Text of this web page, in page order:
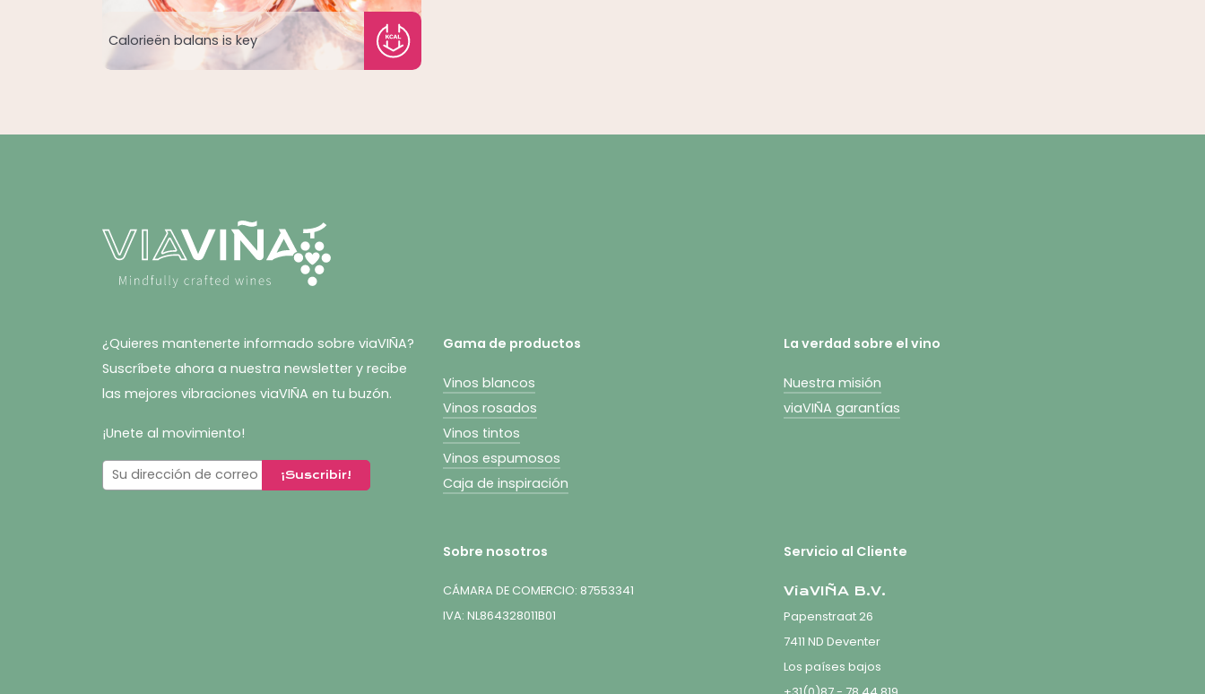
Calorieën balans is key
¿Quieres mantenerte informado sobre viaVIÑA?
Suscríbete ahora a nuestra newsletter y recibe
las mejores vibraciones viaVIÑA en tu buzón.
¡Unete al movimiento!
Gama de productos
Vinos blancos
Vinos rosados
Vinos tintos
Vinos espumosos
Caja de inspiración
La verdad sobre el vino
Nuestra misión
viaVIÑA garantías
Sobre nosotros
CÁMARA DE COMERCIO: 87553341
IVA: NL864328011B01
Servicio al Cliente
ViaVIÑA B.V.
Papenstraat 26
7411 ND Deventer
Los países bajos